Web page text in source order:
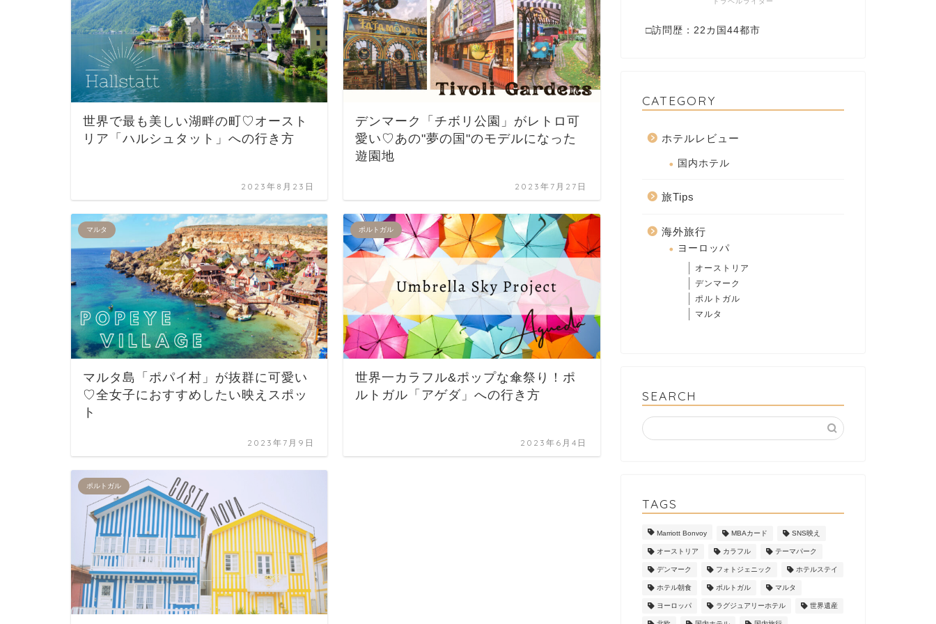
世界で最も美しい湖畔の町♡オースト
リア「ハルシュタット」への行き方
2023年8月23日
デンマーク「チボリ公園」がレトロ可
愛い♡あの"夢の国"のモデルになった
遊園地
2023年7月27日
マルタ
マルタ島「ポパイ村」が抜群に可愛い
♡全女子におすすめしたい映えスポッ
ト
2023年7月9日
ポルトガル
世界一カラフル&ポップな傘祭り！ポ
ルトガル「アゲダ」への行き方
2023年6月4日
ポルトガル
□訪問歴：22カ国44都市
CATEGORY
ホテルレビュー
国内ホテル
旅Tips
海外旅行
ヨーロッパ
オーストリア
デンマーク
ポルトガル
マルタ
SEARCH
TAGS
Marriott Bonvoy MBAカード SNS映え
オーストリア カラフル テーマパーク
デンマーク フォトジェニック ホテルステイ
ホテル朝食 ポルトガル マルタ
ヨーロッパ ラグジュアリーホテル 世界遺産